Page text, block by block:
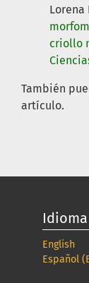
Lorena
criollo
También
artículo.
Idioma
English
Español